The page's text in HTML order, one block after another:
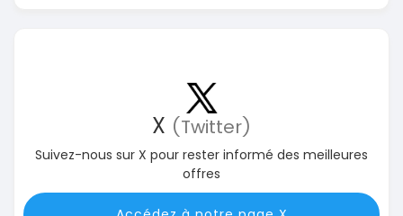
X (Twitter)
Suivez-nous sur X pour rester informé des meilleures
offres